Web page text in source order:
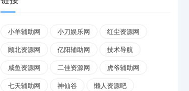
小羊辅助网 小刀娱乐网
红尘资源网
顾北资源网
亿阳辅助网
技术导航
咸鱼资源网
二佳资源网
虎爷辅助网
七天辅助网
神仙谷
懒人资源吧